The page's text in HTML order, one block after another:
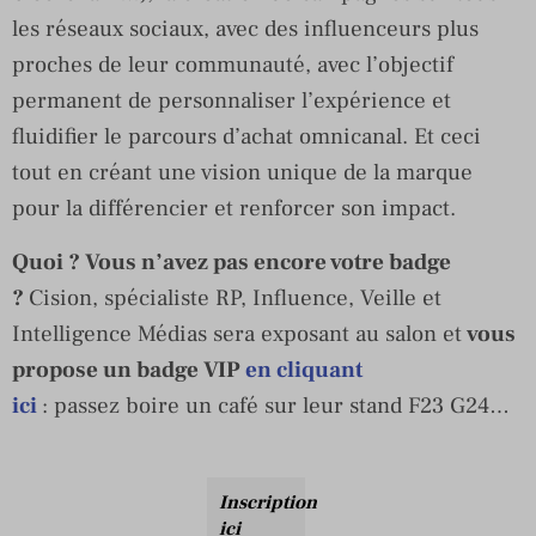
les réseaux sociaux, avec des influenceurs plus
proches de leur communauté, avec l’objectif
permanent de personnaliser l’expérience et
fluidifier le parcours d’achat omnicanal. Et ceci
tout en créant une vision unique de la marque
pour la différencier et renforcer son impact.
Quoi ? Vous n’avez pas encore votre badge
? Cision, spécialiste RP, Influence, Veille et
Intelligence Médias sera exposant au salon etvous
propose un badge VIPen cliquant
ici : passez boire un café sur leur stand F23 G24…
Inscription
ici